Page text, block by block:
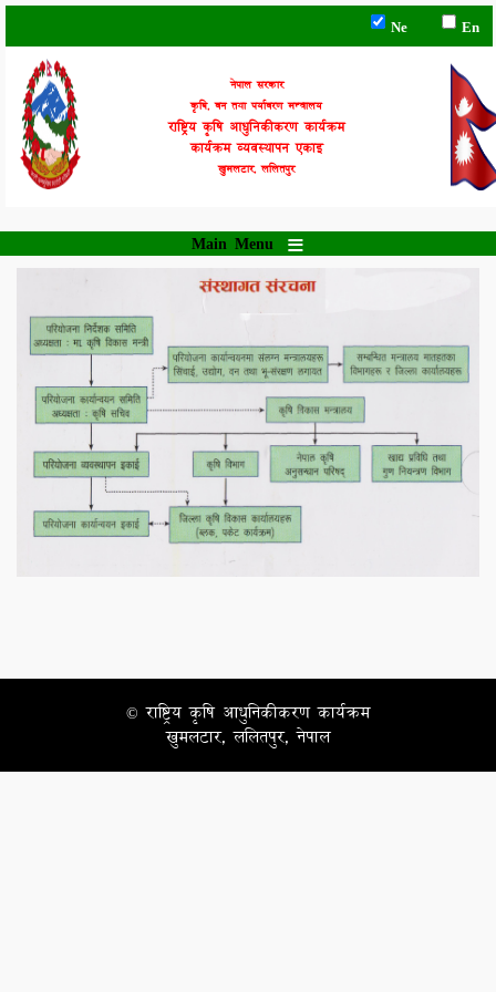
Skip
content
Ne En
नेपाल सरकार
कृषि, वन तथा पर्यावरण मन्त्रालय
राष्ट्रिय कृषि आधुनिकीकरण कार्यक्रम
कार्यक्रम व्यवस्थापन एकाइ
खुमलटार, ललितपुर
Main Menu
© राष्ट्रिय कृषि आधुनिकीकरण कार्यक्रम
खुमलटार, ललितपुर, नेपाल